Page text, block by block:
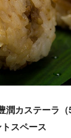
潤カステーラ
スペース